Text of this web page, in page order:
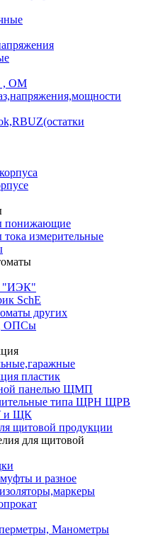
, ОМ
понижающие
измерительные
"ИЭК"
SchE
других
ОПСы
пластик
панелью ЩМП
типа ЩРН ЩРВ
и ЩК
щитовой продукции
для щитовой
и разное
Манометры